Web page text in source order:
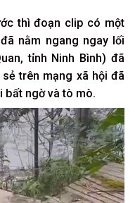
thì đoạn clip có một
nằm ngang ngay lối
tỉnh Ninh Bình) đã
trên mạng xã hội đã
bất ngờ và tò mò.